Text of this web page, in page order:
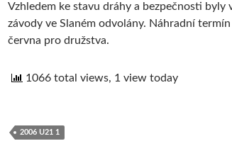
Vzhledem ke stavu dráhy a bezpečnosti byly
závody ve Slaném odvolány. Náhradní
června pro družstva.
1066 total views, 1 view today
2006 U21 1